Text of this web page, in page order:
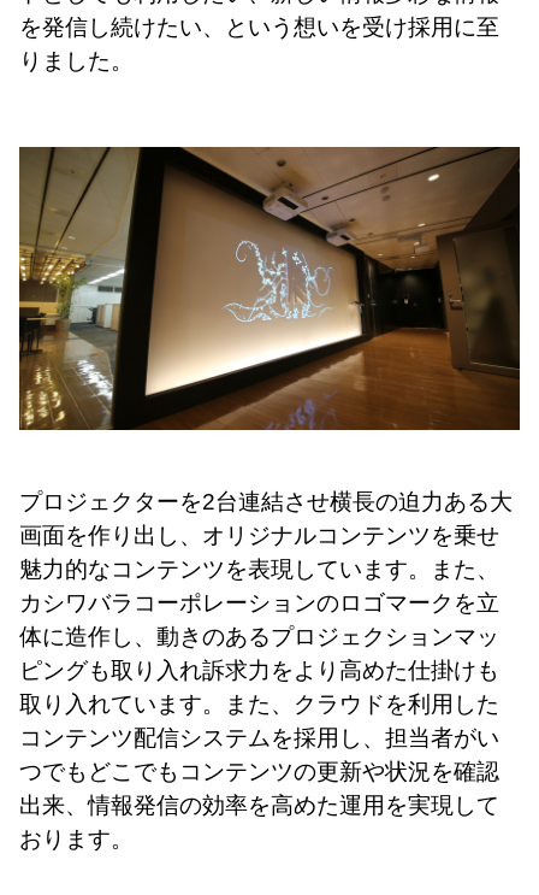
を発信し続けたい、という想いを受け採用に至
りました。
プロジェクターを2台連結させ横長の迫力ある大
画面を作り出し、オリジナルコンテンツを乗せ
魅力的なコンテンツを表現しています。また、
カシワバラコーポレーションのロゴマークを立
体に造作し、動きのあるプロジェクションマッ
ピングも取り入れ訴求力をより高めた仕掛けも
取り入れています。また、クラウドを利用した
コンテンツ配信システムを採用し、担当者がい
つでもどこでもコンテンツの更新や状況を確認
出来、情報発信の効率を高めた運用を実現して
おります。